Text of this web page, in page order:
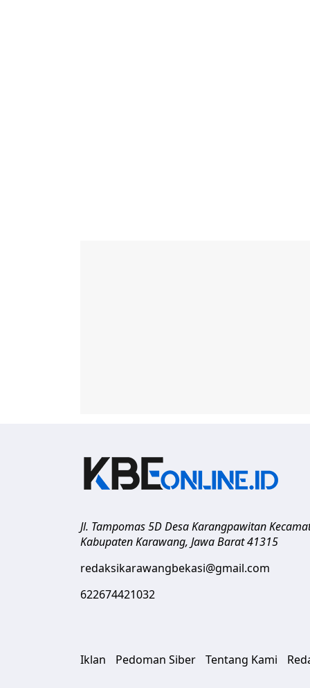
Jl. Tampomas 5D Desa Karangpawitan
Kabupaten Karawang, Jawa Barat41315
redaksikarawangbekasi@gmail.com
622674421032
Iklan Pedoman Siber Tentang Kami